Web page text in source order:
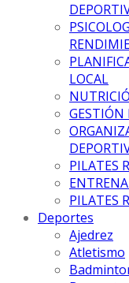
LOCAL
GESTIÓN
PILATES
PILATES
Deportes
Ajedrez
Atletismo